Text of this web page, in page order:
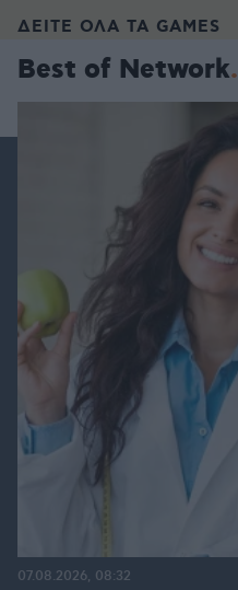
ΔΕΙΤΕ ΟΛΑ ΤΑ GAMES
Best of Network
07.08.2026, 08:32